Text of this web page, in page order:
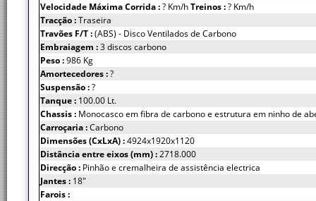
Velocidade Máxima Corrida :? Km/hTreinos :? Km/h
Tracção :Traseira
Travões F/T :(ABS) - Disco Ventilados de Carbono
Embraiagem :3 discos carbono
Peso :986 Kg
Amortecedores :?
Suspensão :?
Tanque : 100.00 Lt.
Chassis : Monocasco em fibra de carbono e estrutura em ninho de
Carroçaria :Carbono
Dimensões (CxLxA) :4924x1920x1120
Distância entre eixos (mm) :2718.000
Direcção : Pinhão e cremalheira de assistência electrica
Jantes : 18"
Farois :